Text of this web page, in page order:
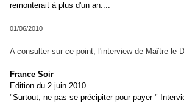
remonterait à plus d'un an....
01/06/2010
A consulter sur ce point, l'interview de Maître le
France Soir
Edition du 2 juin 2010
"Surtout, ne pas se précipiter pour payer "